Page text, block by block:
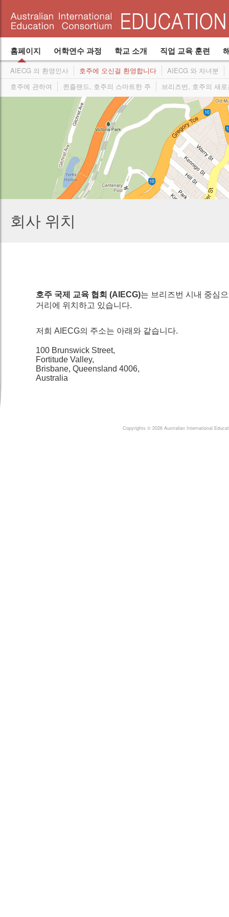
홈페이지 어학연수 과정 학교 소개 직업 교육 훈련
최고를 향하여
사업개발 담당자
고등 준비 과정
시설
개요
Program Structure
Become an agent
Join our consortium
Powerstar
어학연수 ELICOS
학교 직업교육
학생들을 위한 학교 숙박 시설
AIECG 의 환영인사 호주에 오신걸 환영합니다
AIECG 와 자녀분
호주에 관하여
퀸즐랜드, 호주의 스마트한 주 브리즈번, 호주의 새
회사 위치
호주 국제 교육 협회 (AIECG)는 브리즈번 시내 중심
거리에 위치하고 있습니다.
저희 AIECG의 주소는 아래와 같습니다.
100 Brunswick Street,
Fortitude Valley,
Brisbane, Queensland 4006,
Australia
Copyrights © 2026 Australian International